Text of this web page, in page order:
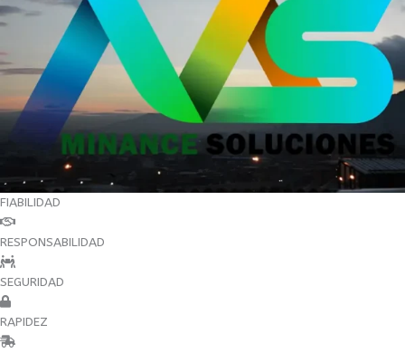
FIABILIDAD
RESPONSABILIDAD
SEGURIDAD
RAPIDEZ